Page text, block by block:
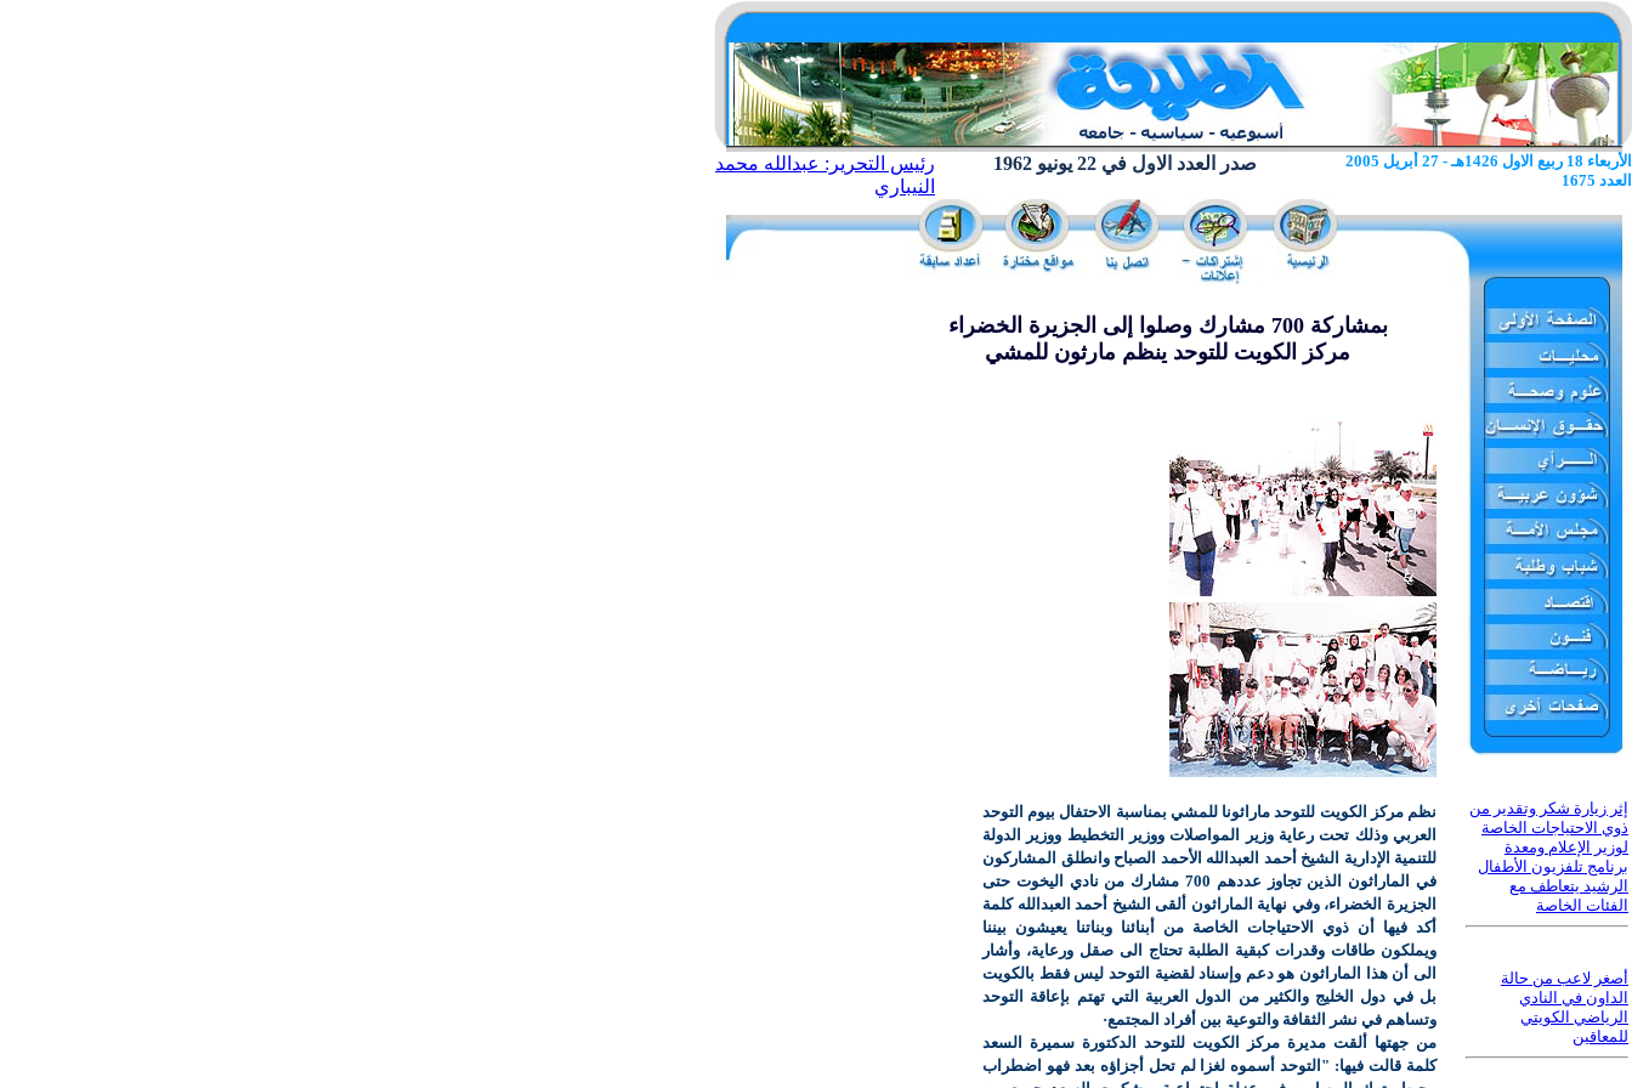
رئيس التحرير: عبدالله محمد
النيباري
صدر العدد الاول في 22 يونيو 1962
الأربعاء 18 ربيع الاول 1426هـ - 27 أبريل 2005
العدد 1675
بمشاركة 700 مشارك وصلوا إلى الجزيرة الخضراء
مركز الكويت للتوحد ينظم مارثون للمشي
نظم مركز الكويت للتوحد ماراثونا للمشي بمناسبة الاحتفال بيوم التوحد
العربي وذلك تحت رعاية وزير المواصلات ووزير التخطيط ووزير الدولة
للتنمية الإدارية الشيخ أحمد العبدالله الأحمد الصباح وانطلق المشاركون
في الماراثون الذين تجاوز عددهم 700 مشارك من نادي اليخوت حتى
الجزيرة الخضراء، وفي نهاية الماراثون ألقى الشيخ أحمد العبدالله كلمة
أكد فيها أن ذوي الاحتياجات الخاصة من أبنائنا وبناتنا يعيشون بيننا
ويملكون طاقات وقدرات كبقية الطلبة تحتاج الى صقل ورعاية، وأشار
الى أن هذا الماراثون هو دعم وإسناد لقضية التوحد ليس فقط بالكويت
بل في دول الخليج والكثير من الدول العربية التي تهتم بإعاقة التوحد
وتساهم في نشر الثقافة والتوعية بين أفراد المجتمع·
من جهتها ألقت مديرة مركز الكويت للتوحد الدكتورة سميرة السعد
كلمة قالت فيها: "التوحد أسموه لغزا لم تحل أجزاؤه بعد فهو اضطراب
إثر زيارة شكر وتقدير من
ذوي الاحتياجات الخاصة
لوزير الإعلام ومعدة
برنامج تلفزيون الأطفال
الرشيد يتعاطف مع
الفئات الخاصة
أصغر لاعب من حالة
الداون في النادي
الرياضي الكويتي
للمعاقين